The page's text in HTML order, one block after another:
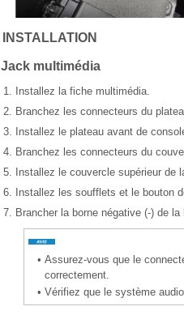
INSTALLATION
Jack multimédia
1.
Installez la fiche multimédia.
2. Branchez les connecteurs du
3.
Installez le plateau avant de
4. Branchez les connecteurs du
5.
Installez le couvercle supérieur de
6.
Installez les soufflets et le bouton
7. Brancher la borne négative (-) de la
• Assurez-vous que le
correctement.
• Vérifiez que le système